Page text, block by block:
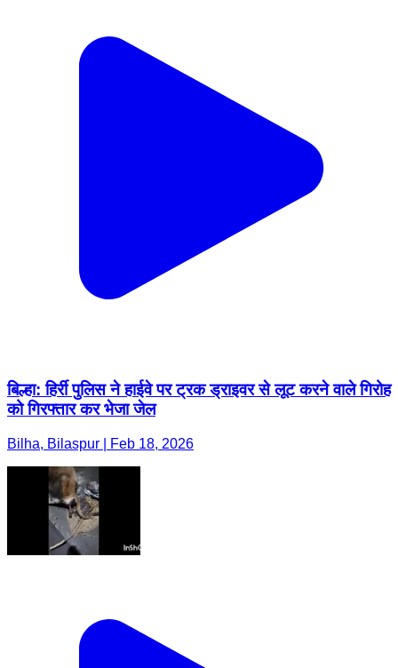
बिल्हा: हिर्री पुलिस ने हाईवे पर ट्रक ड्राइवर से लूट करने वाले गिरोह
को गिरफ्तार कर भेजा जेल
Bilha, Bilaspur | Feb 18, 2026